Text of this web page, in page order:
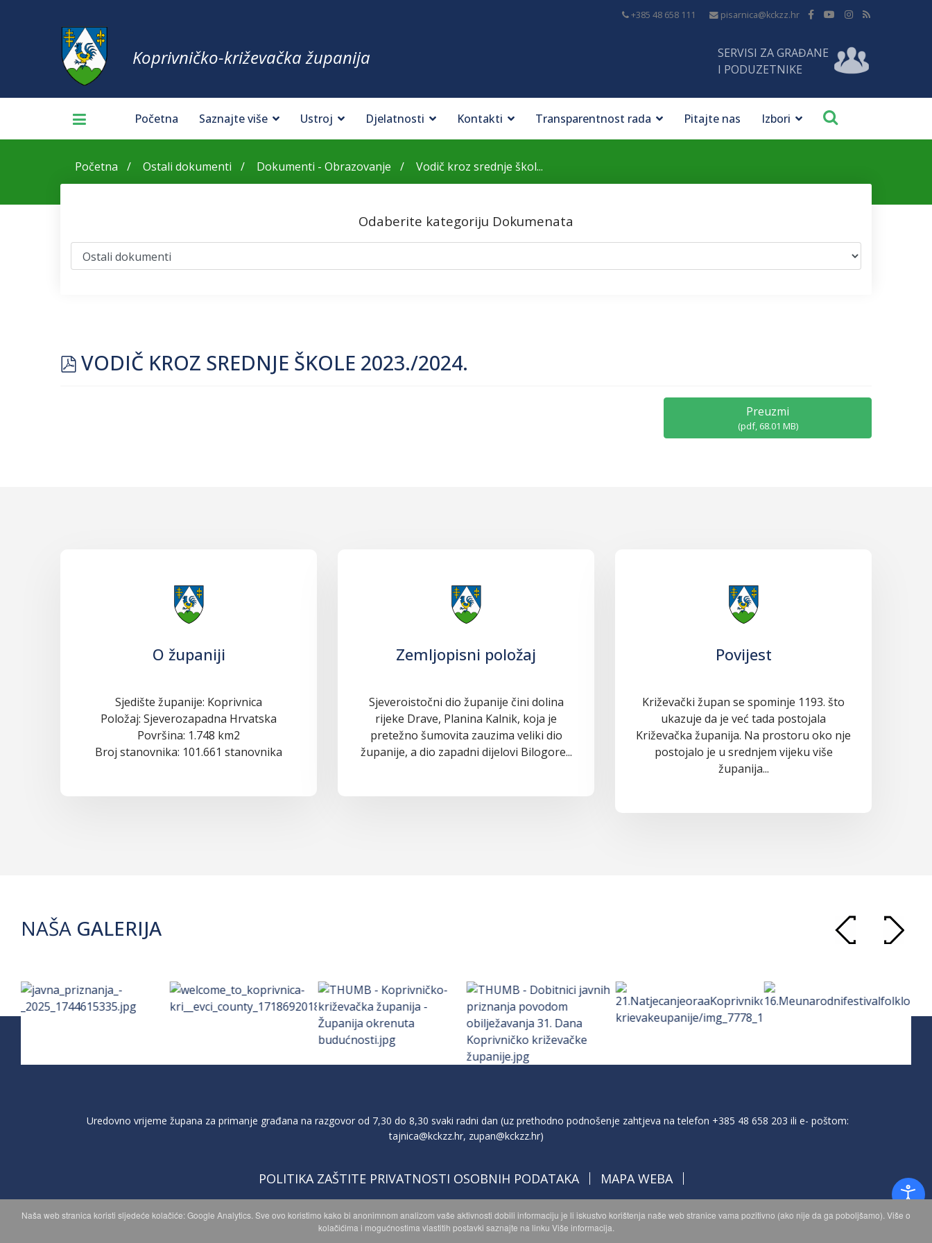
+385 48 658 111 pisarnica@kckzz.hr
Koprivničko-križevačka županija
SERVISI ZA GRAĐANE
I PODUZETNIKE
Početna Saznajte više Ustroj Djelatnosti Kontakti Transparentnost rada Pitajte nas Izbori
Početna Ostali dokumenti Dokumenti - Obrazovanje Vodič kroz srednje škol...
Odaberite kategoriju Dokumenata
pdf
VODIČ KROZ SREDNJE ŠKOLE 2023./2024.
Preuzmi
(pdf, 68.01 MB)
O županiji
Sjedište županije: Koprivnica
Položaj: Sjeverozapadna Hrvatska
Površina: 1.748 km2
Broj stanovnika: 101.661 stanovnika
Zemljopisni položaj
Sjeveroistočni dio županije čini dolina
rijeke Drave, Planina Kalnik, koja je
pretežno šumovita zauzima veliki dio
županije, a dio zapadni dijelovi Bilogore...
Povijest
Križevački župan se spominje 1193. što
ukazuje da je već tada postojala
Križevačka županija. Na prostoru oko nje
postojalo je u srednjem vijeku više
županija...
NAŠA GALERIJA
Uredovno vrijeme župana za primanje građana na razgovor od 7,30 do 8,30 svaki radni dan (uz prethodno podnošenje zahtjeva na telefon +385 48 658 203 ili e- poštom:
tajnica@kckzz.hr, zupan@kckzz.hr)
POLITIKA ZAŠTITE PRIVATNOSTI OSOBNIH PODATAKA MAPA WEBA
Copyright © 2026 Koprivničko - križevačka županija. Sva prava zadržana.
Naša web stranica koristi sljedeće kolačiće: Google Analytics. Sve ovo koristimo kako bi anonimnom analizom vaše aktivnosti dobili informaciju je li iskustvo korištenja naše web stranice vama pozitivno (ako nije da ga poboljšamo). Više o
kolačićima i mogućnostima vlastitih postavki saznajte na linku Više informacija.